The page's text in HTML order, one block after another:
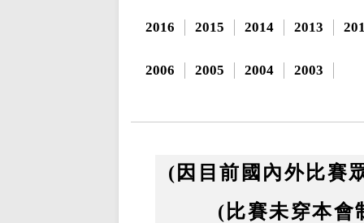
2016 2015 2014 2013
2006 2005 2004 2003
(因目前國內外比賽
(比賽未穿本會